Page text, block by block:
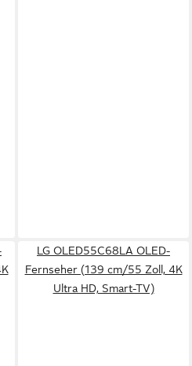
LG OLED55C68LA OLED-
Fernseher (139 cm/55 Zoll, 4K
Ultra HD, Smart-TV)